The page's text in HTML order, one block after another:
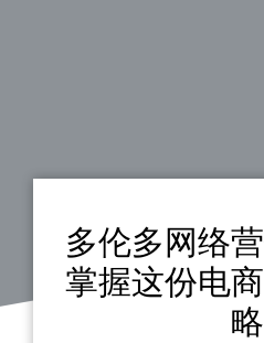
多伦多网络
掌握这份电
略